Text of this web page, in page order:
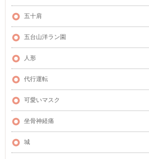
五十肩
五台山洋ラン園
人形
代行運転
可愛いマスク
坐骨神経痛
城